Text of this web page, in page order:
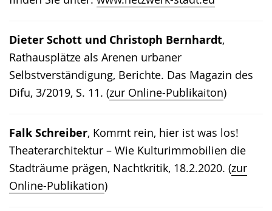
Dieter Schott und Christoph Bernhardt,
Rathausplätze als Arenen urbaner
Selbstverständigung, Berichte. Das Magazin des
Difu, 3/2019, S. 11. (zur Online-Publikaiton)
Falk Schreiber, Kommt rein, hier ist was los!
Theaterarchitektur – Wie Kulturimmobilien die
Stadträume prägen, Nachtkritik, 18.2.2020. (zur
Online-Publikation)